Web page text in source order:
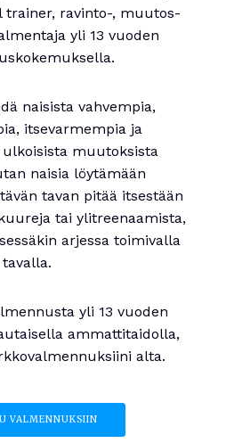
trainer, ravinto-, muutos-
yli 13 vuoden
naisista vahvempia,
itsevarmempia ja
muutoksista
naisia löytämään
tavan pitää itsestään
tai ylitreenaamista,
arjessa toimivalla
tavalla.
yli 13 vuoden
ammattitaidolla,
alta.
VALMENNUKSIIN